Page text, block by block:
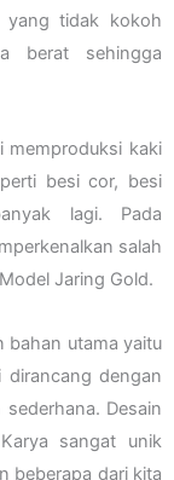
yang tidak kokoh
berat sehingga
memproduksi kaki
besi cor, besi
lagi. Pada
salah
Jaring Gold.
bahan utama yaitu
dengan
Desain
sangat unik
beberapa dari kita